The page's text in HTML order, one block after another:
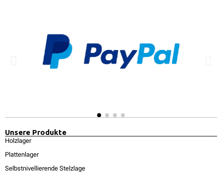
Unsere Produkte
Holzlager
Plattenlager
Selbstnivellierende Stelzlage